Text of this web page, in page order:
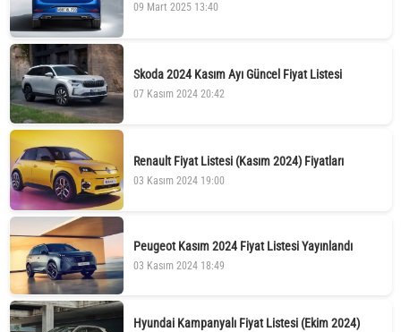
09 Mart 2025 13:40
Skoda 2024 Kasım Ayı Güncel Fiyat Listesi
07 Kasım 2024 20:42
Renault Fiyat Listesi (Kasım 2024) Fiyatları
03 Kasım 2024 19:00
Peugeot Kasım 2024 Fiyat Listesi Yayınlandı
03 Kasım 2024 18:49
Hyundai Kampanyalı Fiyat Listesi (Ekim 2024)